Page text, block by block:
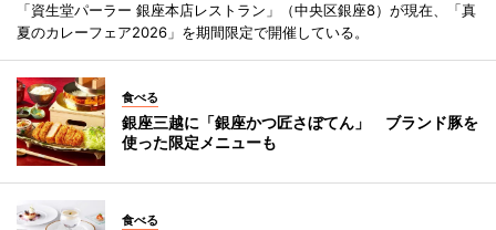
「資生堂パーラー 銀座本店レストラン」（中央区銀座8）が現在、「真
夏のカレーフェア2026」を期間限定で開催している。
食べる
銀座三越に「銀座かつ匠さぼてん」 ブランド豚を
使った限定メニューも
食べる